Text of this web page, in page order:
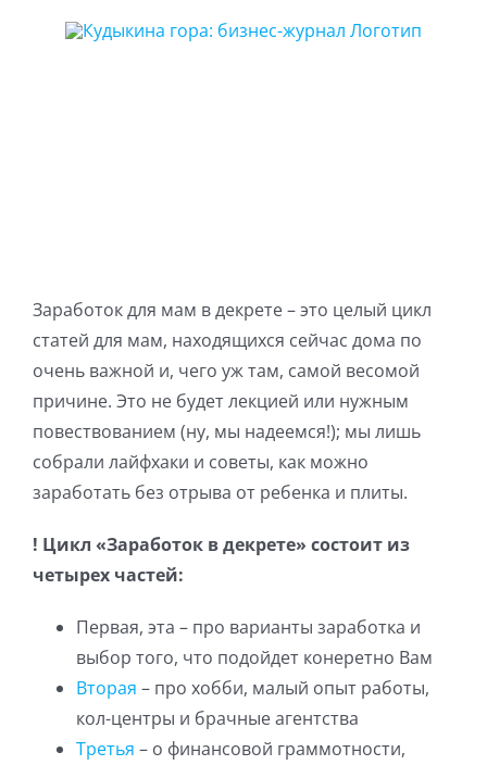
Заработок для мам в декрете – это целый цикл
статей для мам, находящихся сейчас дома по
очень важной и, чего уж там, самой весомой
причине. Это не будет лекцией или нужным
повествованием (ну, мы надеемся!); мы лишь
собрали лайфхаки и советы, как можно
заработать без отрыва от ребенка и плиты.
! Цикл «Заработок в декрете» состоит из
четырех частей:
Первая, эта – про варианты заработка и
выбор того, что подойдет конеретно Вам
Вторая – про хобби, малый опыт работы,
кол-центры и брачные агентства
Третья – о финансовой граммотности,